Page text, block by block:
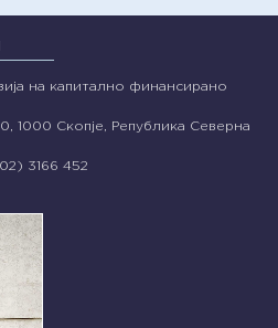
на капитално финансирано
1000 Скопје, Република Северна
3166 452